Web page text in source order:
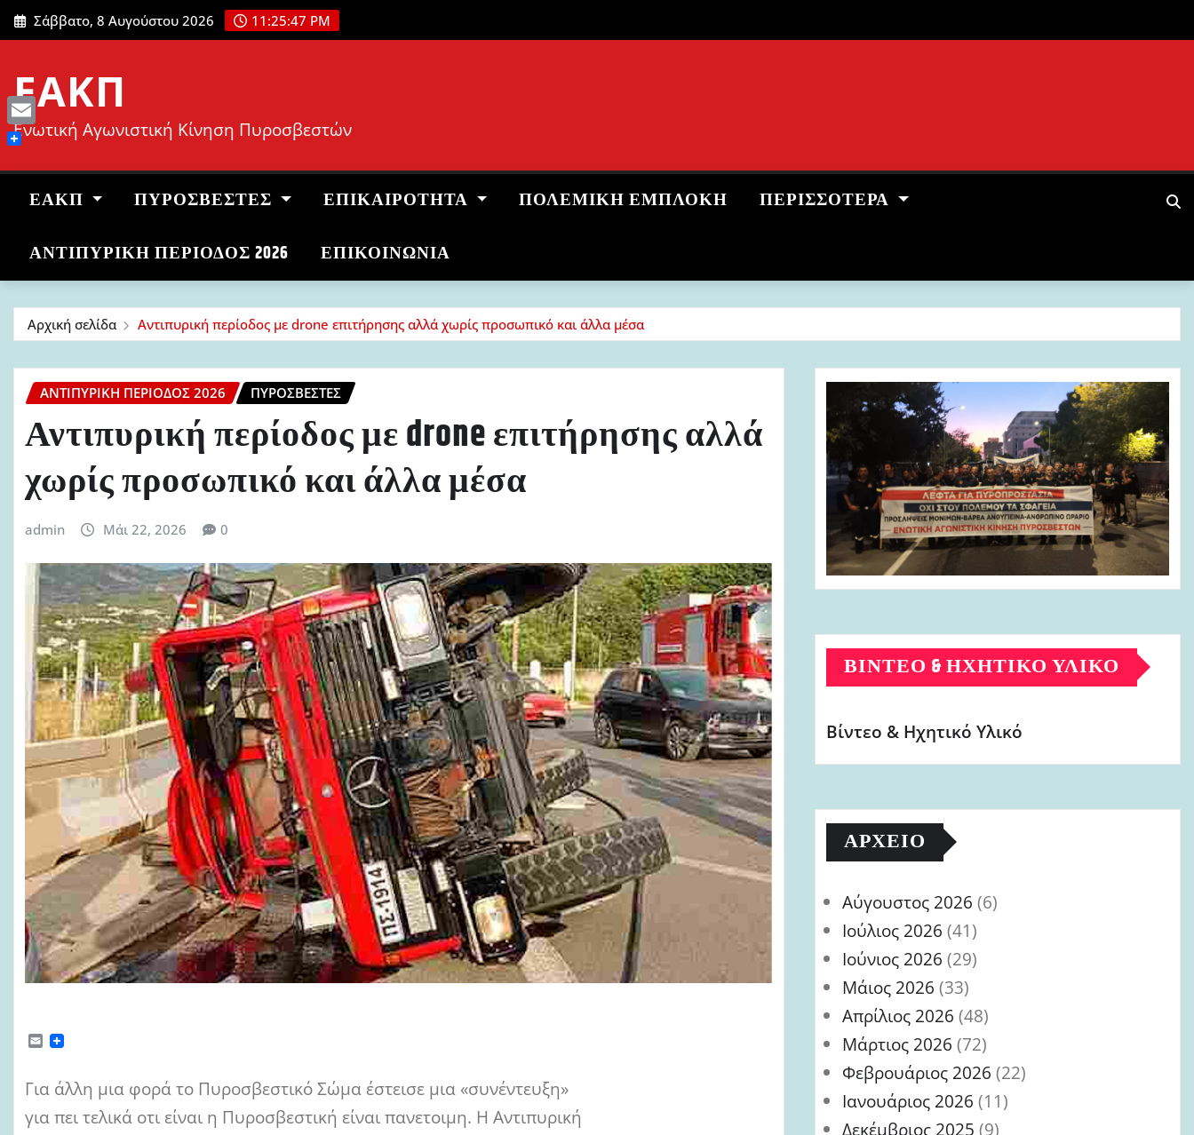
Μετάβαση
στο
Σάββατο, 8 Αυγούστου 2026 11:25:48 PM
ΕΑΚΠ
Ενωτική Αγωνιστική Κίνηση Πυροσβεστών
ΕΑΚΠ ΠΥΡΟΣΒΈΣΤΕΣ ΕΠΙΚΑΙΡΌΤΗΤΑ ΠΟΛΕΜΙΚΉ ΕΜΠΛΟΚΉ ΠΕΡΙΣΣΌΤΕΡΑ
ΑΝΤΙΠΥΡΙΚΉ ΠΕΡΊΟΔΟΣ 2026 ΕΠΙΚΟΙΝΩΝΙΑ
Αρχική σελίδα Αντιπυρική περίοδος με drone επιτήρησης αλλά χωρίς προσωπικό και άλλα μέσα
ΑΝΤΙΠΥΡΙΚΉ ΠΕΡΊΟΔΟΣ 2026 ΠΥΡΟΣΒΈΣΤΕΣ
Αντιπυρική περίοδος με drone επιτήρησης αλλά
χωρίς προσωπικό και άλλα μέσα
admin Μάι 22, 2026 0
E
i
l
Για άλλη μια φορά το Πυροσβεστικό Σώμα έστεισε μια «συνέντευξη»
για πει τελικά οτι είναι η Πυροσβεστική είναι πανετοιμη. Η Αντιπυρική
ΒΊΝΤΕΟ & ΗΧΗΤΙΚΌ ΥΛΙΚΌ
Βίντεο & Ηχητικό Υλικό
ΑΡΧΕΊΟ
Αύγουστος 2026 (6)
Ιούλιος 2026 (41)
Ιούνιος 2026 (29)
Μάιος 2026 (33)
Απρίλιος 2026 (48)
Μάρτιος 2026 (72)
Φεβρουάριος 2026 (22)
Ιανουάριος 2026 (11)
Δεκέμβριος 2025 (9)
Email